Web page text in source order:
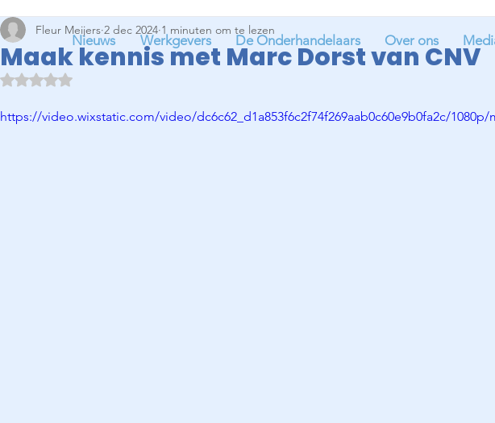
Nieuws Werkgevers De Onderhandelaars Over ons
Maak kennis met Marc Dorst van CNV
Fleur Meijers 2 dec 2024 1 minuten om te lezen
Beoordeeld met NaN uit 5 sterren.
https://video.wixstatic.com/video/dc6c62_d1a853f6c2f74f269aab0c60e9b0fa2c/